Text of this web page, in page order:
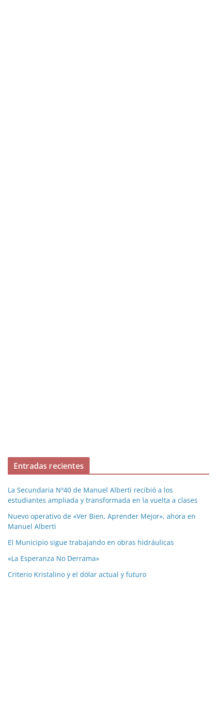
Entradas recientes
La Secundaria Nº40 de Manuel Alberti recibió a los
estudiantes ampliada y transformada en la vuelta a clases
Nuevo operativo de «Ver Bien, Aprender Mejor», ahora en
Manuel Alberti
El Municipio sigue trabajando en obras hidráulicas
«La Esperanza No Derrama»
Criterio Kristalino y el dólar actual y futuro